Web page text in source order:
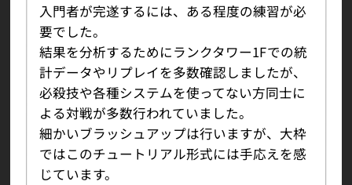
入門者が完遂するには、ある程度の練習が必
要でした。
結果を分析するためにランクタワー1Fでの統
計データやリプレイを多数確認しましたが、
必殺技や各種システムを使ってない方同士に
よる対戦が多数行われていました。
細かいブラッシュアップは行いますが、大枠
ではこのチュートリアル形式には手応えを感
じています。